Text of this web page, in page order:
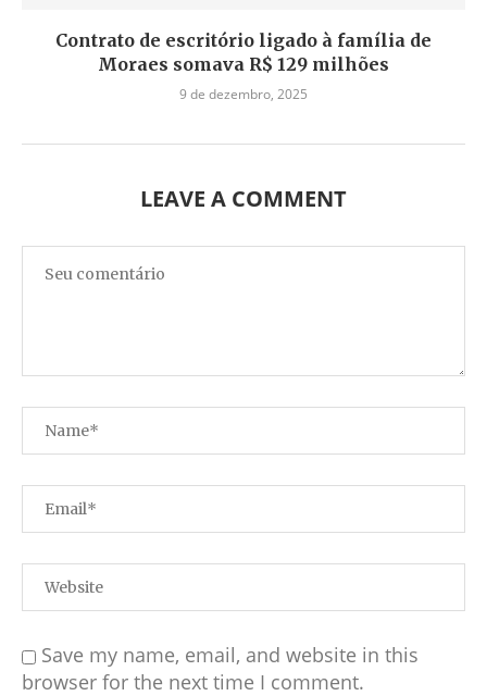
Contrato de escritório ligado à família de
Moraes somava R$ 129 milhões
9 de dezembro, 2025
LEAVE A COMMENT
Save my name, email, and website in this
browser for the next time I comment.